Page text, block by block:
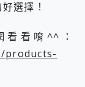
選擇！
看看唷^^：
products-